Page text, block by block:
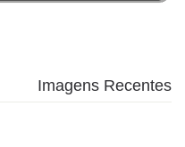
Imagens Recentes